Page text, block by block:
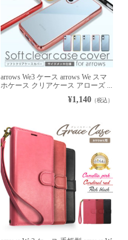
arrows We3 ケース arrows We スマ
ホケース クリアケース アローズ ...
¥1,140 （税込）